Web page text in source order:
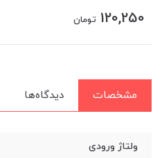
120,250 تومان
مشخصات دیدگاه‌ها
ولتاژ ورودی